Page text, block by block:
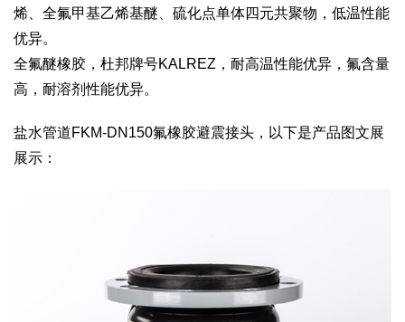
烯、全氟甲基乙烯基醚、硫化点单体四元共聚物，低温性能
优异。
全氟醚橡胶，杜邦牌号KALREZ，耐高温性能优异，氟含量
高，耐溶剂性能优异。
盐水管道FKM-DN150氟橡胶避震接头，以下是产品图文展
展示：